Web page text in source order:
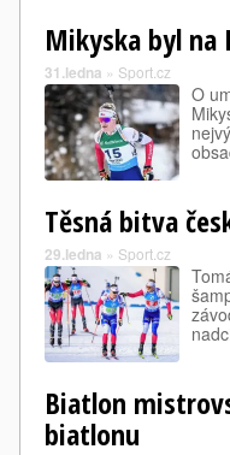
Mikyska byl na
31.ledna » Sport.cz
O
Těsná bitva
29.ledna » Sport.cz
Biatlon
biatlonu